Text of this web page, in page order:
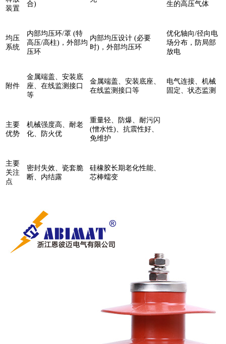
装置
合) 生的高压气体
均压
系统
内部均压环/罩 (特
高压/高柱)，外部均
压环
内部均压设计 (必要
时)，外部均压环
优化轴向/径向电
场分布，防局部
放电
附件
金属端盖、安装底
座、在线监测接口
等
金属端盖、安装底座、
在线监测接口等
电气连接、机械
固定、状态监测
主要
优势
机械强度高、耐老
化、防火优
重量轻、防爆、耐污闪
(憎水性)、抗震性好、
免维护
主要
关注
点
密封失效、瓷套脆
断、内结露
硅橡胶长期老化性能、
芯棒蠕变